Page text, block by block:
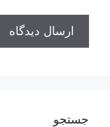
جستجو